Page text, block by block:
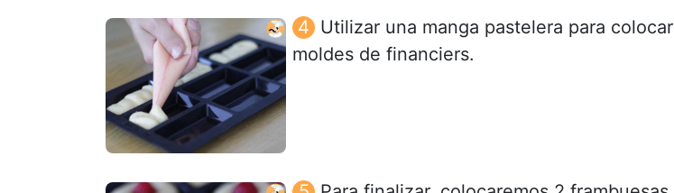
Utilizar una manga pastelera para
moldes de financiers.